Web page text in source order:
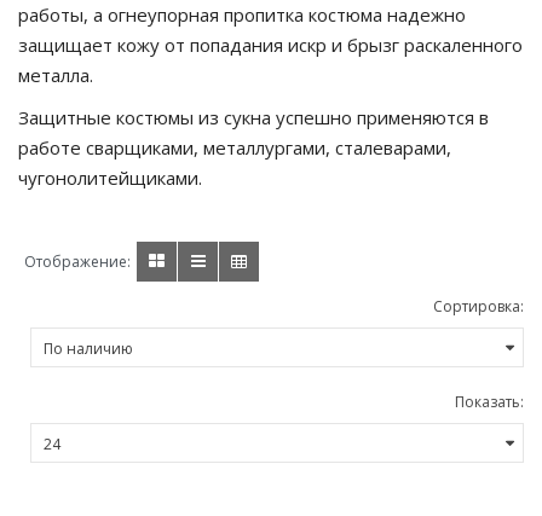
работы, а огнеупорная пропитка костюма надежно
защищает кожу от попадания искр и брызг раскаленного
металла.
Защитные костюмы из сукна успешно применяются в
работе сварщиками, металлургами, сталеварами,
чугонолитейщиками.
Отображение:
Сортировка:
Показать: